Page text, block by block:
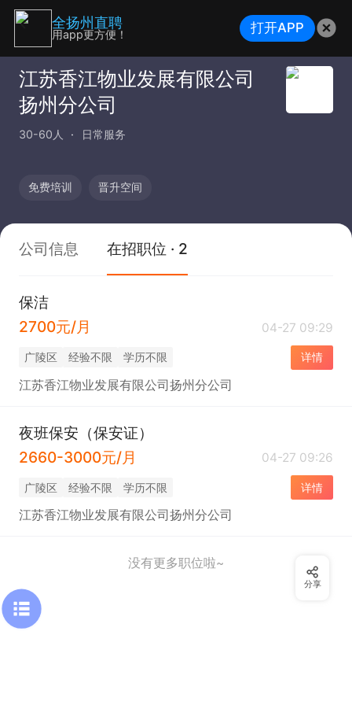
江苏香江物业发展有限公司
扬州分公司
30-60人 日常服务
免费培训 晋升空间
公司信息 在招职位 · 2
保洁
2700元/月
04-27 09:29
广陵区 经验不限 学历不限 详情
江苏香江物业发展有限公司扬州分公司
夜班保安（保安证）
2660-3000元/月
04-27 09:26
广陵区 经验不限 学历不限 详情
江苏香江物业发展有限公司扬州分公司
没有更多职位啦~
分享
全扬州直聘
用app更方便！ 打开APP